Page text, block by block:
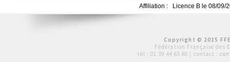
Affiliation :
Licence B le 08/09/
Copyright © 2015
Fédération Française des
tél : 01 39 44 65 80 | contact :